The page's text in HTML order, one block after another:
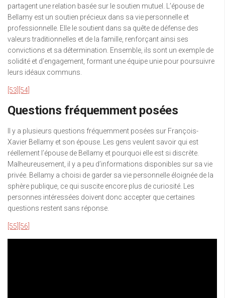
partagent une relation basée sur le soutien mutuel. L’épouse de
Bellamy est un soutien précieux dans sa vie personnelle et
professionnelle. Elle le soutient dans sa quête de défense des
valeurs traditionnelles et de la famille, renforçant ainsi ses
convictions et sa détermination. Ensemble, ils sont un exemple de
solidité et d’engagement, formant une équipe unie pour poursuivre
leurs idéaux communs.
[53] [54]
Questions fréquemment posées
Il y a plusieurs questions fréquemment posées sur François-
Xavier Bellamy et son épouse. Les gens veulent savoir qui est
réellement l’épouse de Bellamy et pourquoi elle est si discrète.
Malheureusement, il y a peu d’informations disponibles sur sa vie
privée. Bellamy a choisi de garder sa vie personnelle éloignée de la
sphère publique, ce qui suscite encore plus de curiosité. Les
personnes intéressées doivent donc accepter que certaines
questions restent sans réponse.
[55] [56]